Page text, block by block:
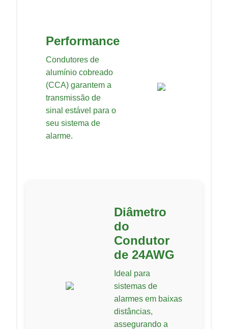
Performance
Condutores de
alumínio cobreado
(CCA) garantem a
transmissão de
sinal estável para o
seu sistema de
alarme.
Diâmetro
do
Condutor
de 24AWG
Ideal para
sistemas de
alarmes em baixas
distâncias,
assegurando a